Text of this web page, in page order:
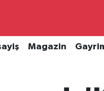
Magazin